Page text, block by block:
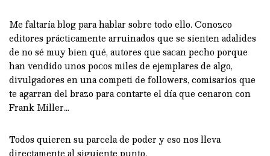
Me faltaría blog para hablar sobre todo ello. Conozco
editores prácticamente arruinados que se sienten adalides
de no sé muy bien qué, autores que sacan pecho porque
han vendido unos pocos miles de ejemplares de algo,
divulgadores en una competi de followers, comisarios que
te agarran del brazo para contarte el día que cenaron con
Frank Miller…
Todos quieren su parcela de poder y eso nos lleva
directamente al siguiente punto.